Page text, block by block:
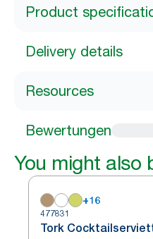
Product
Delivery details
Resources
Bewertungen
You might also
+16
477831
Tork